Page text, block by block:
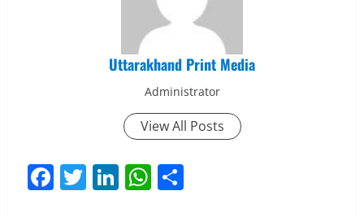
Uttarakhand Print Media
Administrator
View All Posts
Facebook
Twitter
LinkedIn
WhatsApp